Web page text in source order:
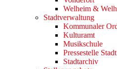
Welheim &
Stadtverwaltung
Kommunaler
Kulturamt
Musikschule
Pressestelle
Stadtarchiv